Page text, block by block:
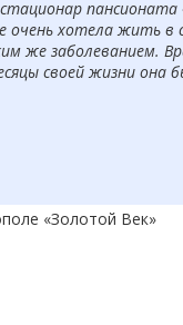
пансионата
очень хотела жить
же заболеванием.
своей жизни
«Золотой Век»